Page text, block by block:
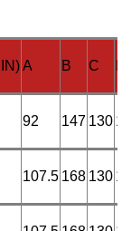
A B C
92 147 130
107.5 168 130